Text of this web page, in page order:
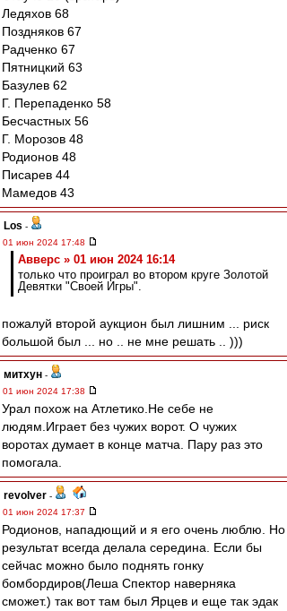
Ледяхов 68
Поздняков 67
Радченко 67
Пятницкий 63
Базулев 62
Г. Перепаденко 58
Бесчастных 56
Г. Морозов 48
Родионов 48
Писарев 44
Мамедов 43
Los -
01 июн 2024 17:48
Авверс » 01 июн 2024 16:14
только что проиграл во втором круге Золотой
Девятки "Своей Игры".
пожалуй второй аукцион был лишним ... риск
большой был ... но .. не мне решать .. )))
митхун -
01 июн 2024 17:38
Урал похож на Атлетико.Не себе не
людям.Играет без чужих ворот. О чужих
воротах думает в конце матча. Пару раз это
помогала.
revolver -
01 июн 2024 17:37
Родионов, нападющий и я его очень люблю. Но
результат всегда делала середина. Если бы
сейчас можно было поднять гонку
бомбордиров(Леша Спектор наверняка
сможет.) так вот там был Ярцев и еще так эдак